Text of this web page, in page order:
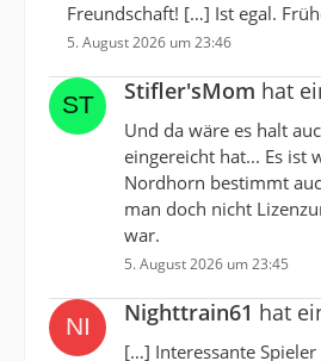
Freundschaft! […] Ist egal.
5. August 2026 um 23:46
Stifler'sMom hat
Und da wäre es halt
eingereicht hat... Es ist
Nordhorn bestimmt
man doch nicht
war.
5. August 2026 um 23:45
Nighttrain61 hat
[…] Interessante